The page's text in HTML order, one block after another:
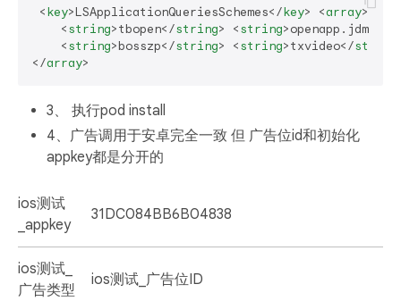
<key>LSApplicationQueriesSchemes</key> <array>
<string>tbopen</string> <string>
<string>bosszp</string> <string>txvideo</string
</array>
3、 执行pod install
4、广告调用于安卓完全一致 但 广告位id和初始化
appkey都是分开的
ios测试
_appkey
31DC084BB6B04838
ios测试_
广告类型
ios测试_广告位ID